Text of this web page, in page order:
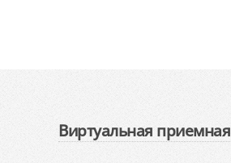
Виртуальная приемная